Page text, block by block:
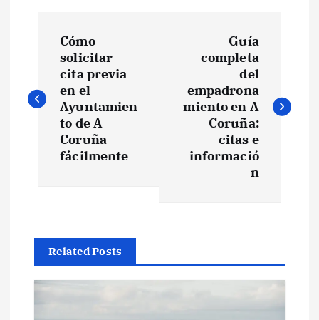
v
c
Cómo
solicitar
cita previa
en el
Ayuntamien
to de A
Coruña
fácilmente
Guía
completa
del
empadrona
miento en A
Coruña:
citas e
informació
n
Related Posts